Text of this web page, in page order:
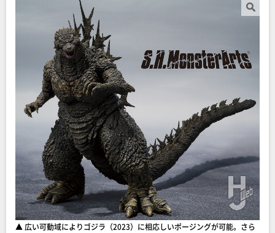
▲ 広い可動域によりゴジラ（2023）に相応しいポージングが可能。さら